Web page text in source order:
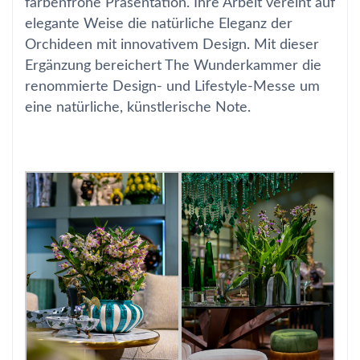
farbenfrohe Präsentation. Ihre Arbeit vereint auf
elegante Weise die natürliche Eleganz der
Orchideen mit innovativem Design. Mit dieser
Ergänzung bereichert The Wunderkammer die
renommierte Design- und Lifestyle-Messe um
eine natürliche, künstlerische Note.